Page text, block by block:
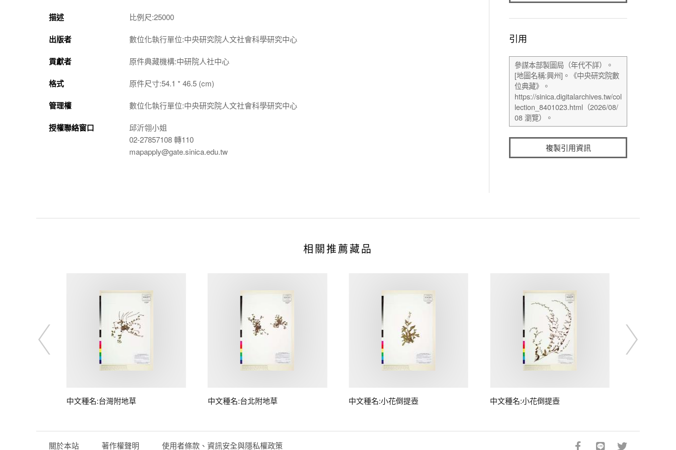
描述
比例尺:25000
出版者 數位化執行單位:中央研究院人文社會科學研究中心
貢獻者 原件典藏機構:中研院人社中心
格式 原件尺寸:54.1 * 46.5 (cm)
管理權 數位化執行單位:中央研究院人文社會科學研究中心
授權聯絡窗口
邱沂翎小姐
02-27857108 轉110
mapapply@gate.sinica.edu.tw
引用
複製引用資訊
相關推薦藏品
中文種名:台灣附地草 中文種名:台北附地草 中文種名:小花倒提壺 中文種名:小花倒提壺
關於本站 著作權聲明 使用者條款、資訊安全與隱私權政策